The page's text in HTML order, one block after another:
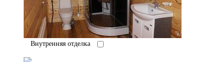
Внутренняя отделка